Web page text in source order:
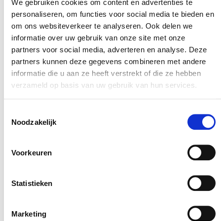
We gebruiken cookies om content en advertenties te
personaliseren, om functies voor social media te bieden en
om ons websiteverkeer te analyseren. Ook delen we
informatie over uw gebruik van onze site met onze
partners voor social media, adverteren en analyse. Deze
partners kunnen deze gegevens combineren met andere
informatie die u aan ze heeft verstrekt of die ze hebben
verzameld op basis van uw gebruik van hun services.
Noodzakelijk
Voorkeuren
Statistieken
Marketing
nemen vertrouwen en tevredenheid als vanzelf
Kies de kortste weg naar resultaat
Actief werken aan loyaliteit vraagt om nieuwe
dingen. Die nieuwe dingen roepen weerstand op.
Bij jezelf of bij collega’s. Dat is niet raar, dat is
weerstand maar onzekerheid of onbekendheid.
Als mensen beschikken over de juiste ‘energie’,
moeilijk vinden. Met de juiste energie wordt
Je kan mensen helpen (en jezelf) door te werken
aan visueel resultaat. Visueel resultaat neem